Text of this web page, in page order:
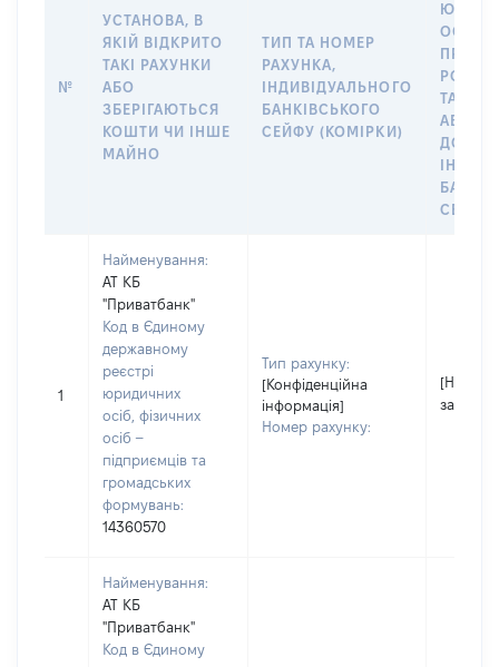
№
УСТАНОВА, В
ЯКІЙ ВІДКРИТО
ТАКІ РАХУНКИ
АБО
ЗБЕРІГАЮТЬСЯ
КОШТИ ЧИ ІНШЕ
МАЙНО
ТИП ТА НОМЕР
РАХУНКА,
ІНДИВІДУАЛЬНОГО
БАНКІВСЬКОГО
СЕЙФУ (КОМІРКИ)
ПРАВО
ТАКИМ
АБО
ДО
СЕЙФУ
1
Найменування:
АТ КБ
"Приватбанк"
Код в Єдиному
державному
реєстрі
юридичних
осіб, фізичних
осіб –
підприємців та
громадських
формувань:
14360570
Тип рахунку:
[Конфіденційна
інформація]
Номер рахунку:
[Не
Найменування:
АТ КБ
"Приватбанк"
Код в Єдиному